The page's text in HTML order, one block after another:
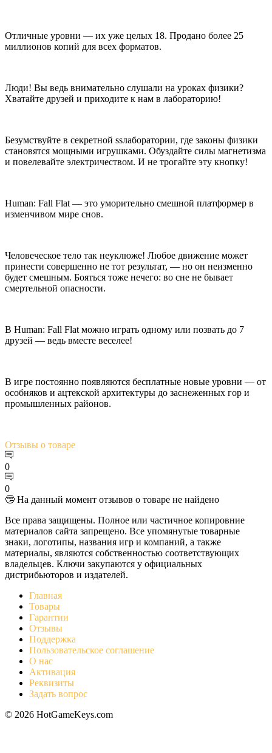
Отличные уровни — их уже целых 18. Продано более 25
миллионов копий для всех форматов.
Люди! Вы ведь внимательно слушали на уроках физики?
Хватайте друзей и приходите к нам в лабораторию!
Безумствуйте в секретной ssлаборатории, где законы физики
становятся мощными игрушками. Обуздайте силы магнетизма
и повелевайте электричеством. И не трогайте эту кнопку!
Human: Fall Flat — это уморительно смешной платформер в
изменчивом мире снов.
Человеческое тело так неуклюже! Любое движение может
принести совершенно не тот результат, — но он неизменно
будет смешным. Бояться тоже нечего: во сне не бывает
смертельной опасности.
В Human: Fall Flat можно играть одному или позвать до 7
друзей — ведь вместе веселее!
В игре постоянно появляются бесплатные новые уровни — от
особняков и ацтекской архитектуры до заснеженных гор и
промышленных районов.
Отзывы о товаре
0
0
🤥 На данный момент отзывов о товаре не найдено
Все права защищены. Полное или частичное копировние
материалов сайта запрещено. Все упомянутые товарные
знаки, логотипы, названия игр и компаний, а также
материалы, являются собственностью соответствующих
владельцев. Ключи закупаются у официальных
дистрибьюторов и издателей.
Главная
Товары
Гарантии
Отзывы
Поддержка
Пользовательское соглашение
О нас
Активация
Реквизиты
Задать вопрос
© 2026 HotGameKeys.com